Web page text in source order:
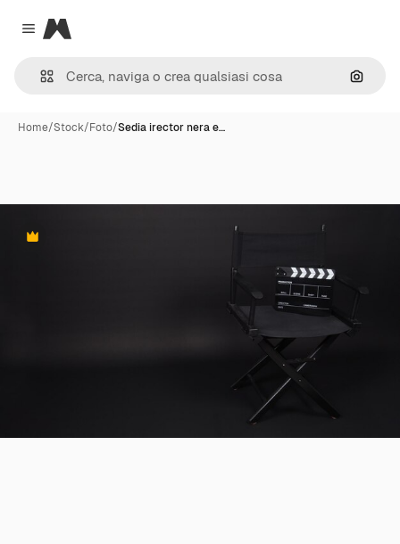
Close menu
Magnific
Cerca
Home/Stock/Foto/Sedia irector nera e…
Premium